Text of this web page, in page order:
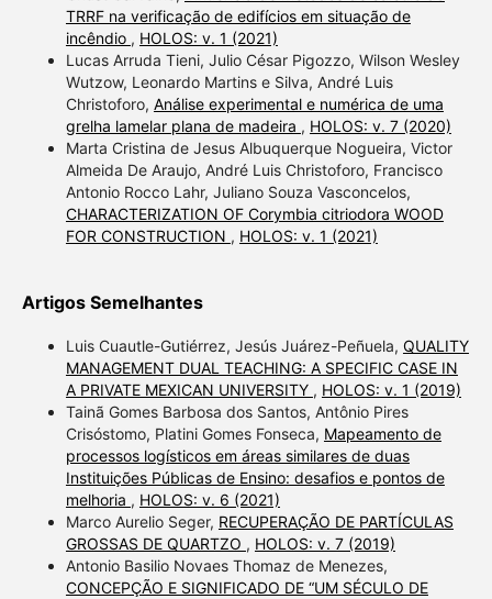
TRRF na verificação de edifícios em situação de
incêndio , HOLOS: v. 1 (2021)
Lucas Arruda Tieni, Julio César Pigozzo, Wilson Wesley
Wutzow, Leonardo Martins e Silva, André Luis
Christoforo, Análise experimental e numérica de uma
grelha lamelar plana de madeira , HOLOS: v. 7 (2020)
Marta Cristina de Jesus Albuquerque Nogueira, Victor
Almeida De Araujo, André Luis Christoforo, Francisco
Antonio Rocco Lahr, Juliano Souza Vasconcelos,
CHARACTERIZATION OF Corymbia citriodora WOOD
FOR CONSTRUCTION , HOLOS: v. 1 (2021)
Artigos Semelhantes
Luis Cuautle-Gutiérrez, Jesús Juárez-Peñuela, QUALITY
MANAGEMENT DUAL TEACHING: A SPECIFIC CASE IN
A PRIVATE MEXICAN UNIVERSITY , HOLOS: v. 1 (2019)
Tainã Gomes Barbosa dos Santos, Antônio Pires
Crisóstomo, Platini Gomes Fonseca, Mapeamento de
processos logísticos em áreas similares de duas
Instituições Públicas de Ensino: desafios e pontos de
melhoria , HOLOS: v. 6 (2021)
Marco Aurelio Seger, RECUPERAÇÃO DE PARTÍCULAS
GROSSAS DE QUARTZO , HOLOS: v. 7 (2019)
Antonio Basilio Novaes Thomaz de Menezes,
CONCEPÇÃO E SIGNIFICADO DE “UM SÉCULO DE